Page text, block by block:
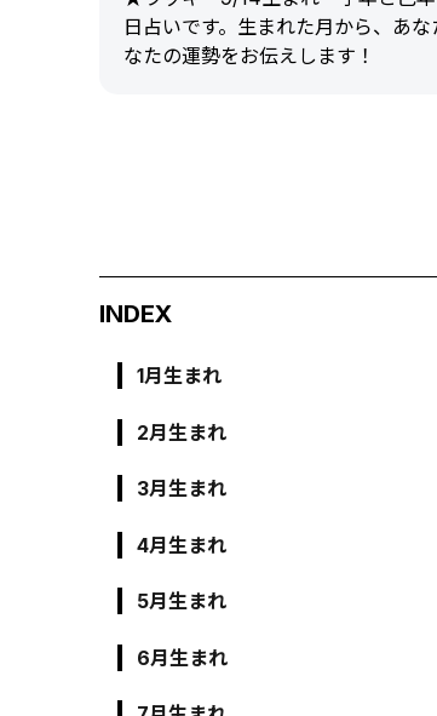
日占いです。生まれた月から、あ
なたの運勢をお伝えします！
INDEX
1月生まれ
2月生まれ
3月生まれ
4月生まれ
5月生まれ
6月生まれ